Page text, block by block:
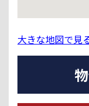
大きな地図で見